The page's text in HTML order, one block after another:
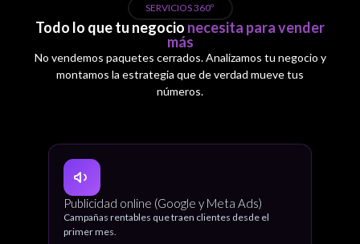
SERVICIOS 360º
Todo lo que tu negocio necesita para vender
más
No vendemos paquetes cerrados. Analizamos tu negocio y
montamos la estrategia que de verdad mueve tus
números.
Publicidad online (Google y Meta Ads)
Campañas rentables que traen clientes desde el
primer mes.